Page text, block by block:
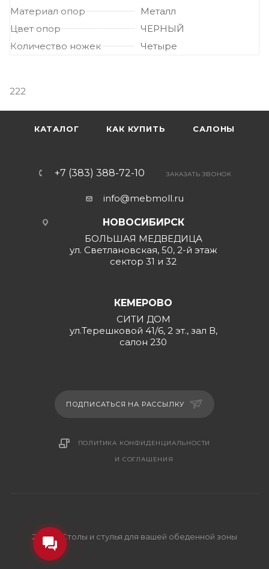
Материал опор
Металл
Цвет опор
ЧЕРНЫЙ
Количество ножек
Четыре
222
КАТАЛОГ КАК КУПИТЬ САЛОНЫ
+7 (383) 388-72-10 ЗАКАЗАТЬ ЗВОНОК
info@mebmoll.ru
НОВОСИБИРСК
БОЛЬШАЯ МЕДВЕДИЦА
ул. Светлановская, 50, 2-й этаж
сектор 31 и 32
КЕМЕРОВО
СИТИ ДОМ
ул.Терешковой 41/6, 2 эт., зал В,
салон 230
ПОДПИСАТЬСЯ НА РАССЫЛКУ
ПОЛИТИКА КОНФИДЕНЦИАЛЬНОСТИ
И СОГЛАШЕНИЯ
2026 © Столы и стулья для вашей обеденной зоны